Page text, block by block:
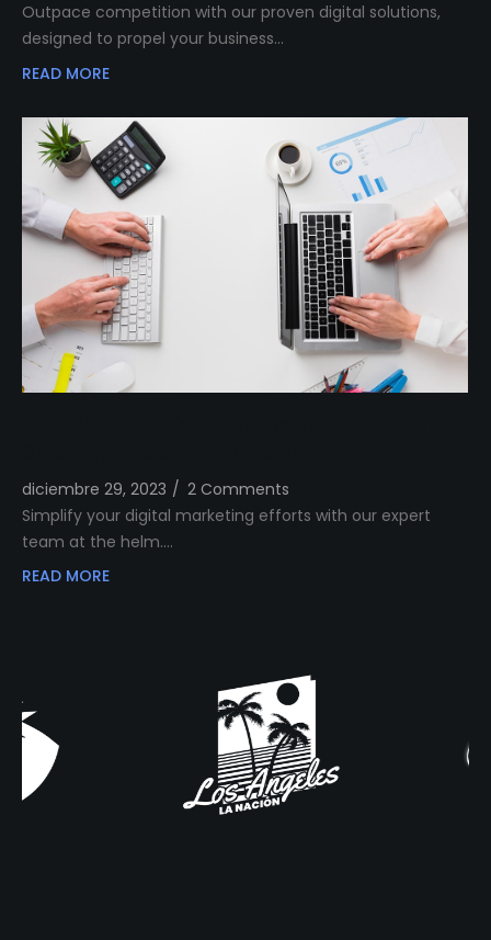
Outpace competition with our proven digital solutions,
designed to propel your business…
READ MORE
diciembre 29, 2023 / 2 Comments
Simplify your digital marketing efforts with our expert
team at the helm.…
READ MORE